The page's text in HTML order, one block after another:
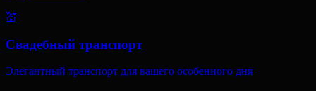
💒
Свадебный транспорт
Элегантный транспорт для вашего особенного дня